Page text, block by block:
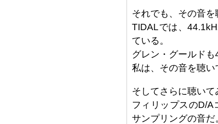
それでも、その音
TIDALでは、
ている。
グレン・グールド
私は、その音を聴い
そしてさらに聴い
フィリップスのD/
サンプリングの音だ